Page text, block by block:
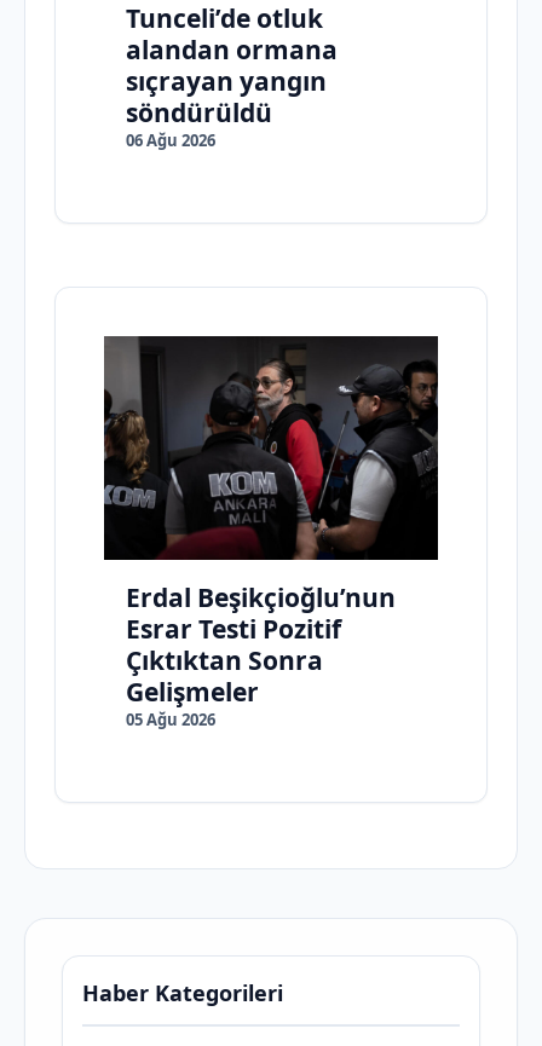
Tunceli’de otluk
alandan ormana
sıçrayan yangın
söndürüldü
06 Ağu 2026
Erdal Beşikçioğlu’nun
Esrar Testi Pozitif
Çıktıktan Sonra
Gelişmeler
05 Ağu 2026
Haber Kategorileri